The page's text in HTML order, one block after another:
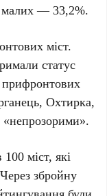
малих — 33,2%.
міст.
статус
прифронтових
Охтирка,
міст, які
збройну